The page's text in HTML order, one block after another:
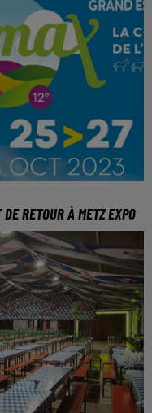
RETOUR À METZ EXPO
vendredi 27 octobre